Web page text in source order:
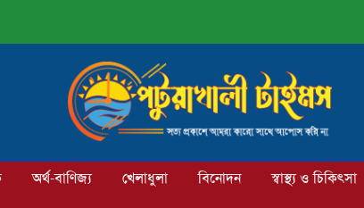
অর্থ-বাণিজ্য খেলাধুলা বিনোদন স্বাস্থ্য ও চিকিৎসা